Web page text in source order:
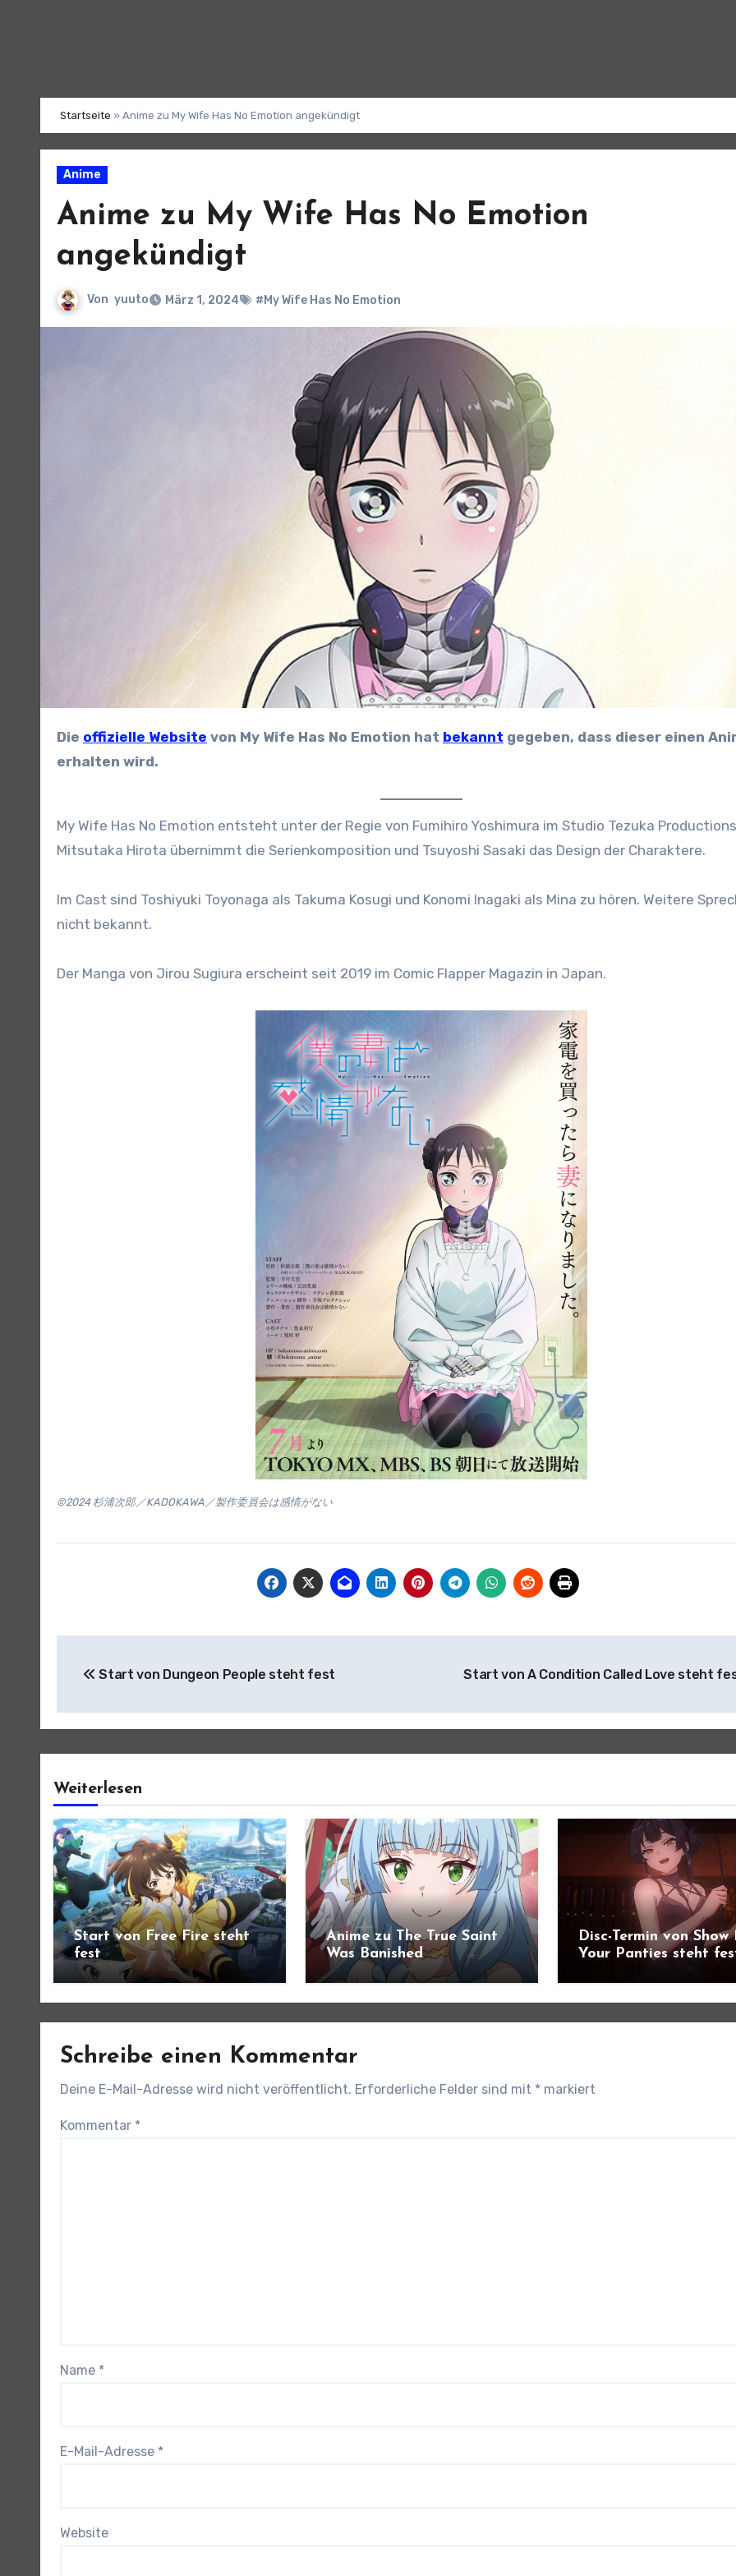
Startseite » Anime zu My Wife Has No Emotion angekündigt
Anime
Anime zu My Wife Has No Emotion
angekündigt
Von yuuto März 1, 2024 #My Wife Has No Emotion
Die offizielle Website von My Wife Has No Emotion hat bekannt gegeben, dass dieser einen
erhalten wird.
My Wife Has No Emotion entsteht unter der Regie von Fumihiro Yoshimura im Studio Tezuka
Mitsutaka Hirota übernimmt die Serienkomposition und Tsuyoshi Sasaki das Design der Charaktere.
Im Cast sind Toshiyuki Toyonaga als Takuma Kosugi und Konomi Inagaki als Mina zu hören. Weitere
nicht bekannt.
Der Manga von Jirou Sugiura erscheint seit 2019 im Comic Flapper Magazin in Japan.
©2024 杉浦次郎／KADOKAWA／製作委員会は感情がない
Start von Dungeon People steht fest Start von A Condition Called Love steht
Weiterlesen
Start von Free Fire steht
fest
Anime zu The True Saint
Was Banished
angekündigt
Disc-Termin von Show
Your Panties steht
Schreibe einen Kommentar
Deine E-Mail-Adresse wird nicht veröffentlicht. Erforderliche Felder sind mit * markiert
Kommentar *
Name *
E-Mail-Adresse *
Website